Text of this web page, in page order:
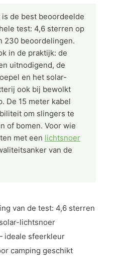
is de best beoordeelde
test: 4,6 sterren op
230 beoordelingen.
in de praktijk: de
uitnodigend, de
en het solar-
ook bij bewolkt
De 15 meter kabel
om slingers te
of bomen. Voor wie
met een lichtsnoer
van de
van de test: 4,6 sterren
lichtsnoer
ideale sfeerkleur
camping geschikt